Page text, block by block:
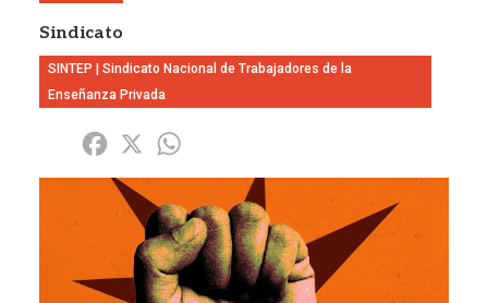
Sindicato
SINTEP | Sindicato Nacional de Trabajadores de la
Enseñanza Privada
Share Facebook
X
Imagen